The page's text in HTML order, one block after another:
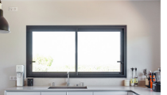
? Chez Caséo, la
notre clientèle sont les
vous accueillent
des solutions de
votre habitation. Profitez